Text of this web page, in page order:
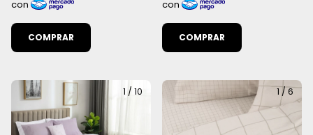
COMPRAR COMPRAR
1 / 10 1 /6